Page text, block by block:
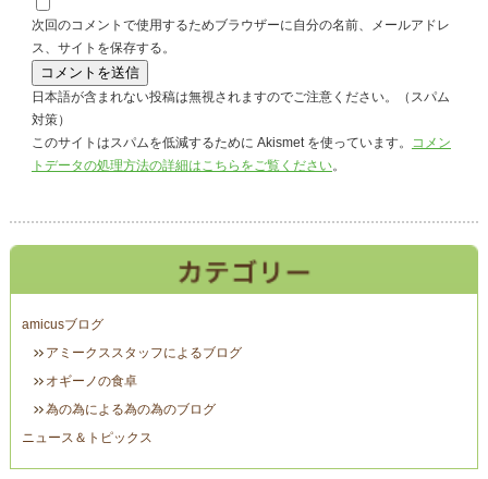
次回のコメントで使用するためブラウザーに自分の名前、メールアドレ
ス、サイトを保存する。
日本語が含まれない投稿は無視されますのでご注意ください。（スパム
対策）
このサイトはスパムを低減するために Akismet を使っています。 コメン
トデータの処理方法の詳細はこちらをご覧ください。
amicusブログ
アミークススタッフによるブログ
オギーノの食卓
為の為による為の為のブログ
ニュース＆トピックス